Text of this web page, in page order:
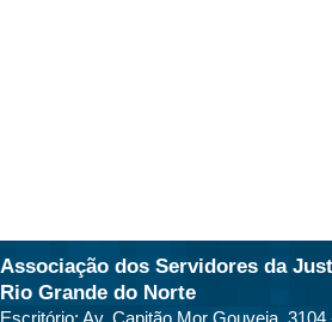
Associação dos Servidores da
Rio Grande do Norte